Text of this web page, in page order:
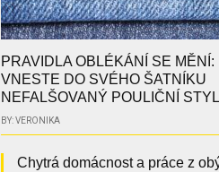
PRAVIDLA OBLÉKÁNÍ SE MĚNÍ:
VNESTE DO SVÉHO ŠATNÍKU
NEFALŠOVANÝ POULIČNÍ STYL
BY: VERONIKA
Chytrá domácnost a práce z